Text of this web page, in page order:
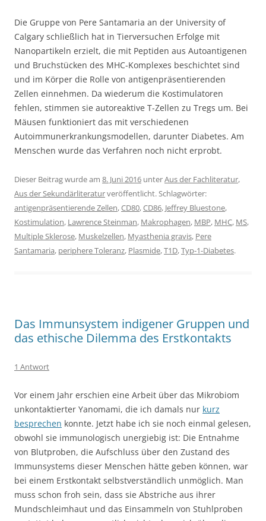
Die Gruppe von Pere Santamaria an der University of
Calgary schließlich hat in Tierversuchen Erfolge mit
Nanopartikeln erzielt, die mit Peptiden aus Autoantigenen
und Bruchstücken des MHC-Komplexes beschichtet sind
und im Körper die Rolle von antigenpräsentierenden
Zellen einnehmen. Da wiederum die Kostimulatoren
fehlen, stimmen sie autoreaktive T-Zellen zu Tregs um. Bei
Mäusen funktioniert das mit verschiedenen
Autoimmunerkrankungsmodellen, darunter Diabetes. Am
Menschen wurde das Verfahren noch nicht erprobt.
Dieser Beitrag wurde am 8. Juni 2016 unterAus der Fachliteratur,
Aus der Sekundärliteraturveröffentlicht. Schlagwörter:
antigenpräsentierende Zellen,CD80,CD86, Jeffrey Bluestone,
Kostimulation, Lawrence Steinman, Makrophagen, MBP, MHC, MS,
Multiple Sklerose, Muskelzellen, Myasthenia gravis, Pere
Santamaria, periphere Toleranz, Plasmide,T1D,Typ-1-Diabetes.
Das Immunsystem indigener Gruppen und
das ethische Dilemma des Erstkontakts
1 Antwort
Vor einem Jahr erschien eine Arbeit über das Mikrobiom
unkontaktierter Yanomami, die ich damals nur kurz
besprechen konnte. Jetzt habe ich sie noch einmal gelesen,
obwohl sie immunologisch unergiebig ist: Die Entnahme
von Blutproben, die Aufschluss über den Zustand des
Immunsystems dieser Menschen hätte geben können, war
bei einem Erstkontakt selbstverständlich unmöglich. Man
muss schon froh sein, dass sie Abstriche aus ihrer
Mundschleimhaut und das Einsammeln von Stuhlproben